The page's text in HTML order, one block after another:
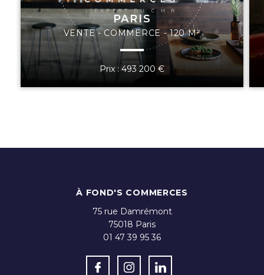
PARIS
VENTE - COMMERCE - 120 M²
Prix : 493 200 €
À FOND'S COMMERCES
75 rue Damrémont
75018 Paris
01 47 39 95 36